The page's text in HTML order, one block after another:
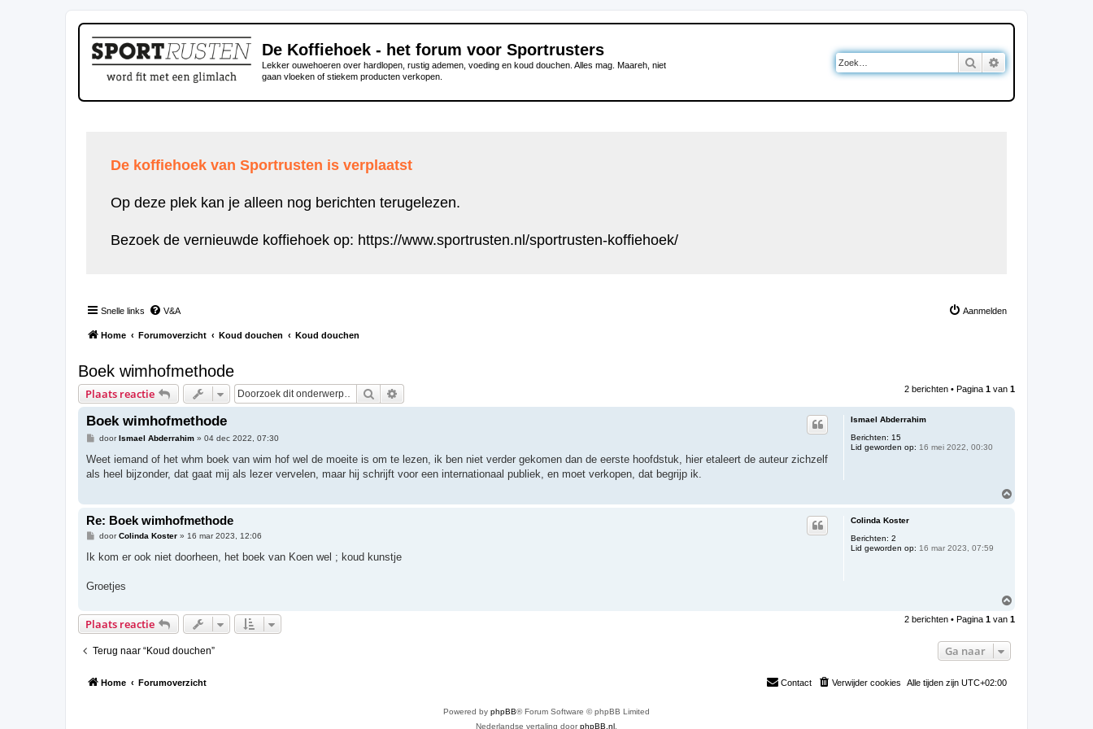
De Koffiehoek - het forum voor Sportrusters
Lekker ouwehoeren over hardlopen, rustig ademen, voeding en koud douchen. Alles mag. Maareh, niet
gaan vloeken of stiekem producten verkopen.
Zoek
De koffiehoek van Sportrusten is verplaatst
Op deze plek kan je alleen nog berichten terugelezen.
Bezoek de vernieuwde koffiehoek op: https://www.sportrusten.nl/sportrusten-koffiehoek/
Snelle links V&A Aanmelden
Home Forumoverzicht Koud douchen Koud douchen
Boek wimhofmethode
Plaats reactie Zoek 2 berichten • Pagina 1 van 1
Ismael Abderrahim
Berichten: 15
Lid geworden op: 16 mei 2022, 00:30
Boek wimhofmethode
B
r
c
doorIsmael Abderrahim» 04 dec 2022, 07:30
Weet iemand of het whm boek van wim hof wel de moeite is om te lezen, ik ben niet verder gekomen dan de eerste hoofdstuk, hier etaleert de auteur zichzelf
als heel bijzonder, dat gaat mij als lezer vervelen, maar hij schrijft voor een internationaal publiek, en moet verkopen, dat begrijp ik.
Colinda Koster
Berichten: 2
Lid geworden op: 16 mar 2023, 07:59
Re: Boek wimhofmethode
B
h
doorColinda Koster» 16 mar 2023, 12:06
Ik kom er ook niet doorheen, het boek van Koen wel ; koud kunstje
Groetjes
h
Plaats reactie 2 berichten • Pagina 1 van 1
Terug naar “Koud douchen” Ga naar
Home Forumoverzicht Alle tijden zijn UTC+02:00
Verwijder cookies
Contact
Powered by phpBB® Forum Software © phpBB Limited
Nederlandse vertaling doorphpBB.nl